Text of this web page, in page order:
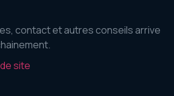
contact et autres conseils arrive
site